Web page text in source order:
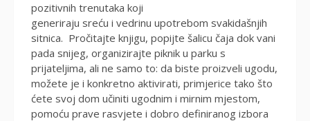
pozitivnih trenutaka koji
generiraju sreću i vedrinu upotrebom svakidašnjih
sitnica. Pročitajte knjigu, popijte šalicu čaja dok vani
pada snijeg, organizirajte piknik u parku s
prijateljima, ali ne samo to: da biste proizveli ugodu,
možete je i konkretno aktivirati, primjerice tako što
ćete svoj dom učiniti ugodnim i mirnim mjestom,
pomoću prave rasvjete i dobro definiranog izbora